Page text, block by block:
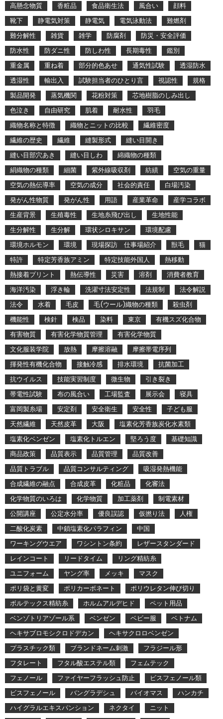
高懸念物質
香粧品 食品衛生法 風合い
顔料
靴下
静電気対策 静電気 電気泳動法
難燃剤
難分解性
雑貨 雑学 防腐剤
防災・安全評価
防水性
防ダニ性 防しわ性 長期毒性
鑑別
重金属
重ね着 部分的色あせ 通気性試験
透湿防水
透湿性
輸出入 試験担当者のひとり言 視認性
規格
製品開発
蒸気機関 花粉対策
芯地樹脂のしみ出し
色泣き
自由研究 肌着 耐水性
羽毛
織物名称と特徴
織物とニットの比較
繊維密度
繊維の歴史
繊維 縫製形式
縫い目開き
縫い目部穴あき
縫い目しわ
綿織物の種類
絹織物の種類
細菌 紫外線吸収剤 紡績
空気の重量
空気の熱伝導率
空気の成分 社会的責任
白場汚染
発がん性物質
発がん性 用語 産業革命
産学コラボ
生産背景
生殖毒性 生地糸飛び出し
生地性能
生分解性
生分解 環状シロキサン
環境配慮
環境ホルモン
環境 現場探訪 仕事場紹介 獣毛
猫
特許
特定芳香族アミン 特定技能外国人
熱移動
熱接着プリント
熱伝導性 災害 溶剤
消費者教育
海洋汚染
浮き輪 洗濯寸法安定性 法規制
法令解説
法令
水着 毛皮 毛(ウール)織物の種類
殺虫剤
機能性
検針 検品 染料 東京
有機スズ化合物
有害物質
有害化学物質管理
有害化学物質
文化服装学院
放熱 摩擦溶融
摩擦帯電序列
揮発性有機化合物
接触冷感 排水環境
抗菌加工
抗ウイルス
技能実習制度 微生物
引き裂き
帯電性試験
布の風合い 工場監査 展示会
寝具
富岡製糸場
安定剤 安全衛生 安全性
子ども服
天然繊維
天然皮革 大阪
塩素化芳香族炭化水素類
塩素化ベンゼン
塩素化トルエン 堅ろう度
基礎知識
商品政策
品質表示 品質管理
品質改善
品質トラブル
品質コンサルティング
吸湿発熱機能
合成繊維の融点
合成皮革 化粧品
化審法
化学物質のいろは
化学物質 加工薬剤
制電素材
公開講座
公定水分率 優良誤認 仮撚り法
人権
二酸化炭素
中鎖塩素化パラフィン
中国
ワーキングウエア
ワシントン条約
レザースタンダード
レインコート
リードタイム
リング精紡糸
ユニフォーム
ヤング率 メッキ
マスク
ポリ袋と黄変
ポリカーボネート
ポリウレタン伸び切り
ボルテックス精紡糸
ホルムアルデヒド
ペット用品
ベンゾトリアゾール系
ベンゼン ベビー服
ベトナム
ヘキサブロモシクロドデカン
ヘキサクロロベンゼン
プラスチック類
ブランドネーム刺激
フラジール形
フタレート
フタル酸エステル類
フェムテック
フェノール
ファイヤーフラッシュ防止
ビスフェノール類
ビスフェノール
バングラデシュ バイオマス
ハンカチ
ハイグラルエキスパンション
ネクタイ
ニット